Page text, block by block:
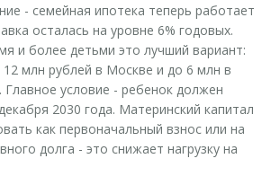
- семейная ипотека теперь работает
осталась на уровне 6% годовых.
и более детьми это лучший вариант:
млн рублей в Москве и до 6 млн в
Главное условие - ребенок должен
2030 года. Материнский капитал
как первоначальный взнос или на
долга - это снижает нагрузку на